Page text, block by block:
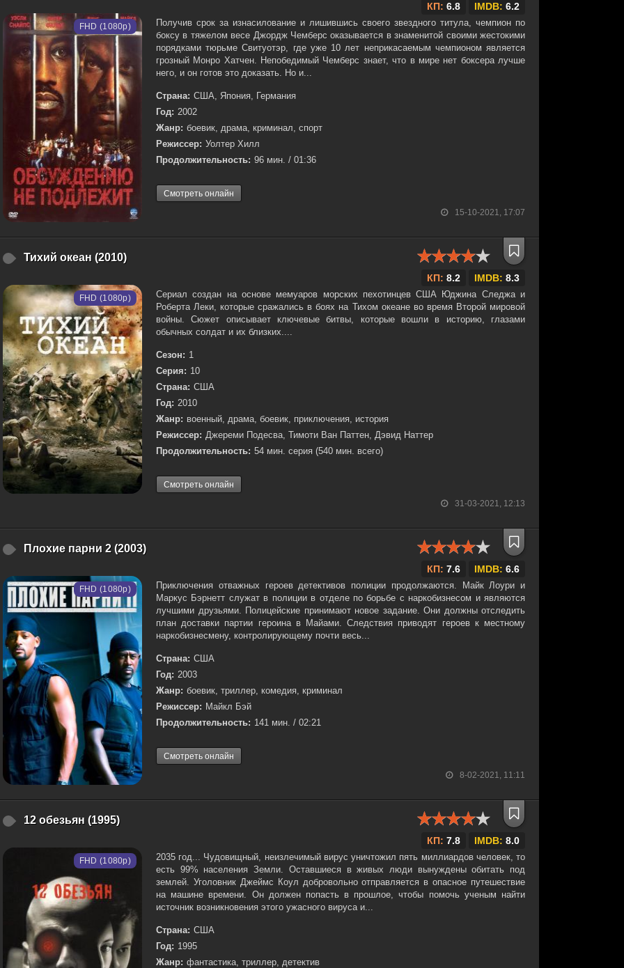
КП: 6.8 IMDB: 6.2
15-10-2021, 17:07
FHD (1080p)
Получив срок за изнасилование и лишившись своего звездного титула, чемпион по
боксу в тяжелом весе Джордж Чемберс оказывается в знаменитой своими жестокими
порядками тюрьме Свитуотэр, где уже 10 лет неприкасаемым чемпионом является
грозный Монро Хатчен. Непобедимый Чемберс знает, что в мире нет боксера лучше
него, и он готов это доказать. Но и...
Страна: США, Япония, Германия
Год: 2002
Жанр: боевик, драма, криминал, спорт
Режиссер: Уолтер Хилл
Продолжительность: 96 мин. / 01:36
Смотреть онлайн
Тихий океан (2010)
КП: 8.2 IMDB: 8.3
31-03-2021, 12:13
FHD (1080p)
Сериал создан на основе мемуаров морских пехотинцев США Юджина Следжа и
Роберта Леки, которые сражались в боях на Тихом океане во время Второй мировой
войны. Сюжет описывает ключевые битвы, которые вошли в историю, глазами
обычных солдат и их близких....
Сезон: 1
Серия: 10
Страна: США
Год: 2010
Жанр: военный, драма, боевик, приключения, история
Режиссер: Джереми Подесва, Тимоти Ван Паттен, Дэвид Наттер
Продолжительность: 54 мин. серия (540 мин. всего)
Смотреть онлайн
Плохие парни 2 (2003)
КП: 7.6 IMDB: 6.6
8-02-2021, 11:11
FHD (1080p)
Приключения отважных героев детективов полиции продолжаются. Майк Лоури и
Маркус Бэрнетт служат в полиции в отделе по борьбе с наркобизнесом и являются
лучшими друзьями. Полицейские принимают новое задание. Они должны отследить
план доставки партии героина в Майами. Следствия приводят героев к местному
наркобизнесмену, контролирующему почти весь...
Страна: США
Год: 2003
Жанр: боевик, триллер, комедия, криминал
Режиссер: Майкл Бэй
Продолжительность: 141 мин. / 02:21
Смотреть онлайн
12 обезьян (1995)
КП: 7.8 IMDB: 8.0
FHD (1080p)
2035 год... Чудовищный, неизлечимый вирус уничтожил пять миллиардов человек, то
есть 99% населения Земли. Оставшиеся в живых люди вынуждены обитать под
землей. Уголовник Джеймс Коул добровольно отправляется в опасное путешествие
на машине времени. Он должен попасть в прошлое, чтобы помочь ученым найти
источник возникновения этого ужасного вируса и...
Страна: США
Год: 1995
Жанр: фантастика, триллер, детектив